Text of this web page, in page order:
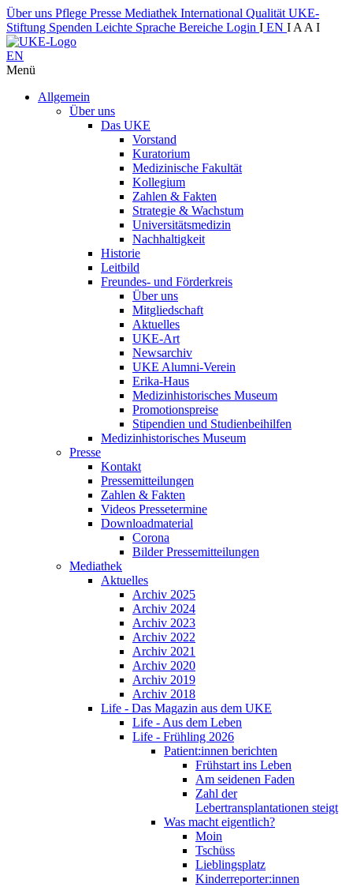
Über uns Pflege Presse Mediathek International Qualität UKE-
Stiftung Spenden Leichte Sprache Bereiche Login I EN I A A I
EN
Menü
Allgemein
Über uns
Das UKE
Vorstand
Kuratorium
Medizinische Fakultät
Kollegium
Zahlen & Fakten
Strategie & Wachstum
Universitätsmedizin
Nachhaltigkeit
Historie
Leitbild
Freundes- und Förderkreis
Über uns
Mitgliedschaft
Aktuelles
UKE-Art
Newsarchiv
UKE Alumni-Verein
Erika-Haus
Medizinhistorisches Museum
Promotionspreise
Stipendien und Studienbeihilfen
Medizinhistorisches Museum
Presse
Kontakt
Pressemitteilungen
Zahlen & Fakten
Videos Pressetermine
Downloadmaterial
Corona
Bilder Pressemitteilungen
Mediathek
Aktuelles
Archiv 2025
Archiv 2024
Archiv 2023
Archiv 2022
Archiv 2021
Archiv 2020
Archiv 2019
Archiv 2018
Life - Das Magazin aus dem UKE
Life - Aus dem Leben
Life - Frühling 2026
Patient:innen berichten
Frühstart ins Leben
Am seidenen Faden
Zahl der
Lebertransplantationen steigt
Was macht eigentlich?
Moin
Tschüss
Lieblingsplatz
Kinderreporter:innen